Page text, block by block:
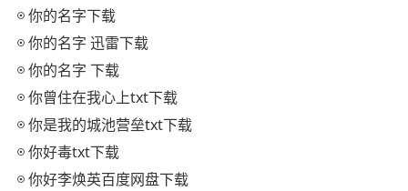
你的名字下载
你的名字 迅雷下载
你的名字 下载
你曾住在我心上txt下载
你是我的城池营垒txt下载
你好毒txt下载
你好李焕英百度网盘下载